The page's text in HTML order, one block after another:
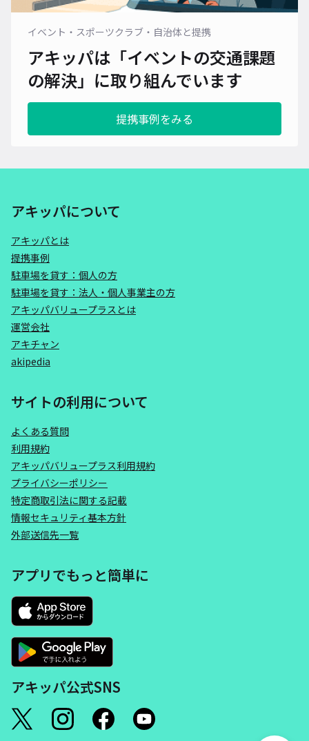
イベント・スポーツクラブ・自治体と提携
アキッパは「イベントの交通課題
の解決」に取り組んでいます
提携事例をみる
アキッパについて
アキッパとは
提携事例
駐車場を貸す：個人の方
駐車場を貸す：法人・個人事業主の方
アキッパバリュープラスとは
運営会社
アキチャン
akipedia
サイトの利用について
よくある質問
利用規約
アキッパバリュープラス利用規約
プライバシーポリシー
特定商取引法に関する記載
情報セキュリティ基本方針
外部送信先一覧
アプリでもっと簡単に
アキッパ公式SNS